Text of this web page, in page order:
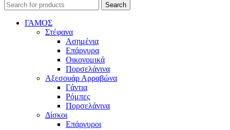
Search
ΓΑΜΟΣ
Στέφανα
Ασημένια
Επάργυρα
Οικονομικά
Πορσελάνινα
Αξεσουάρ Αρραβώνα
Γάντια
Ρόμπες
Πορσελάνινα
Δίσκοι
Επάργυροι